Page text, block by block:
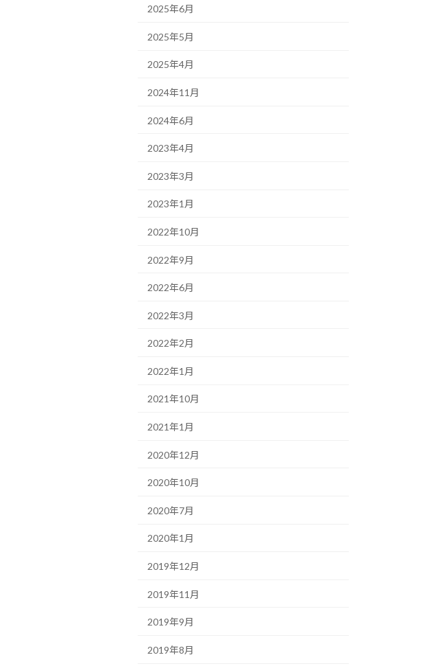
2025年6月
2025年5月
2025年4月
2024年11月
2024年6月
2023年4月
2023年3月
2023年1月
2022年10月
2022年9月
2022年6月
2022年3月
2022年2月
2022年1月
2021年10月
2021年1月
2020年12月
2020年10月
2020年7月
2020年1月
2019年12月
2019年11月
2019年9月
2019年8月